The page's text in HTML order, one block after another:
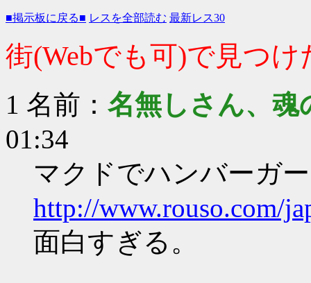
■掲示板に戻る■ レスを全部読む 最新レス30
街(Webでも可)で見つ
1 名前： 名無しさん、魂
01:34
マクドでハンバーガ
http://www.rouso.com/
面白すぎる。